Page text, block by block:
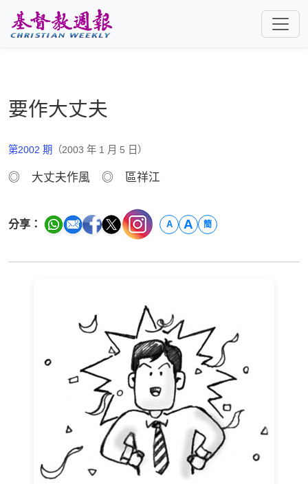
要作大丈夫
第2002 期 （2003 年 1 月 5 日）
◎ 大丈夫作風 ◎ 區祥江
分享： A A 簡